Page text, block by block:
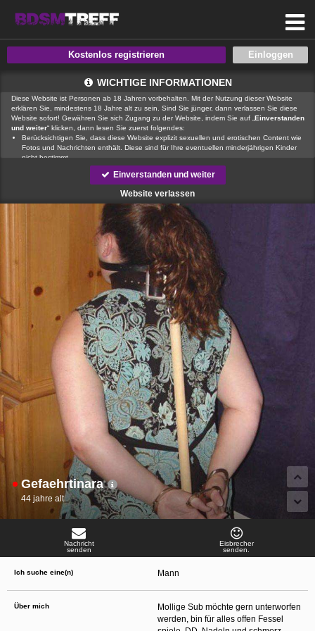
Kostenlos registrieren
WICHTIGE INFORMATIONEN
Diese Website ist Personen ab 18 Jahren vorbehalten. Mit der Nutzung dieser Website
erklären Sie, mindestens 18 Jahre alt zu sein. Sind Sie jünger, dann verlassen Sie diese
Website sofort! Gewähren Sie sich Zugang zu der Website, indem Sie auf „ Einverstanden
und weiter“ klicken, dann lesen Sie zuerst folgendes:
Berücksichtigen Sie, dass diese Website explizit sexuellen und erotischen Content wie
Fotos und Nachrichten enthält. Diese sind für Ihre eventuellen minderjährigen Kinder
nicht bestimmt.
, der Betreiber dieser Website, verfügt über keine Mittel, um die Inhalte
von Profilen der Nutzer dieser Website zu kontrollieren.
in der Lage, Nutzer dieser Website auf eine strafrechtliche Vergangenheit zu prüfen.
Sie müssen daher selbst die nötige Sorgfalt walten lassen bei der Beurteilung, ob ein
Profil irreführend ist oder falsche Informationen enthält oder ob ein Nutzer dieser
Website Sie täuschen oder betrügen will.
Wir setzen auf unserer Website Cookies ein. Cookies sind kleine Dateien, die
zusammen mit den eigentlich angeforderten Daten aus dem Internet an Ihren Browser
übermittelt werden und die es ermöglichen, auf Ihrem Zugriffsgerät spezifische, auf das
Gerät bezogene Informationen zu speichern.
Seien Sie vorsichtig, wenn Sie über diese Website mit Fremden kommunizieren. Sie
wissen schließlich nie, ob diese gute oder schlechte Absichten hegen. Verwenden Sie
auf der Website daher nie Ihren Nachnamen, E-Mail-Adresse, Wohn- oder
Arbeitsanschrift, Telefonnummer oder andere auf Sie zurückführbare Angaben.
Setzt jemand Sie über diese Website unter Druck, um z. B. persönliche
oder finanzielle Angaben zu machen? Beenden Sie dann unverzüglich
die Kommunikation mit dieser Person. Bedenken Sie, dass Menschen in
der Lage sind, sich solche Angaben auf listige Weise von Ihnen zu
erschleichen. Kommunizieren Sie daher über diese Website immer
aufmerksam und vorsichtig.
behält sich das Recht vor, selbst Profile auf dieser Website zu
erstellen und darüber Nachrichten an Sie als Nutzer zu senden. Mit Ihrer Nutzung
dieser Website verstehen und akzeptieren Sie, dass einige der Profile auf dieser
Website fingiert sind. Diese fingierten Profile dienen lediglich dem Austausch von
Nachrichten; physische Vereinbarungen mit Personen hinter fingierten Profilen sind
folglich nicht möglich.
Verhindern Sie, dass Ihre minderjährigen Kinder mit erotischen oder für Minderjährige
anderweitig ungeeigneten Netzinhalten in Berührung kommen. Dafür einige Tips:
Installieren Sie ein Jugendschutzprogramm auf Ihrem Gerät. Beispielsweise
CyberPatroloder Safety Surf
. Diese Programme blockieren den Zugang zu
bestimmten Websites und Netzinhalten. Oft blockieren diese Programme
standardmäßig eine große Anzahl von Websites, von denen angenommen wird,
dass sie sich für Minderjährige nicht eignen. Über Updates können neue Websites
hinzugefügt werden.
Wenden Sie sich an Ihren Internetprovider. Es gibt Internetprovider, die einen Filter
Kontrollieren Sie Ihren Internetbrowser. Machen Sie sich mit der Funktion Ihres
Internetbrowsers vertraut, so dass Sie nachsehen können, welche Websites von
Kinder auf den Besuch unerwünschter Websites an und vermitteln Sie ihnen, dass
Sprechen Sie mit Ihren Kindern. Vermitteln Sie Ihren minderjährigen Kindern, dass
sie Fremden, z. B. auf einer Chat-Website, nie persönliche Angaben machen sollen.
Bringen Sie ihnen auch bei, dass viele Menschen im Internet ihre wahre Identität
Einverstanden und weiter
Website verlassen
Gefaehrtinara
44 jahre alt
Nachricht
senden
Eisbrecher
senden.
Ich suche eine(n) Mann
Über mich
Mollige Sub möchte gern unterworfen
werden, bin für alles offen Fessel